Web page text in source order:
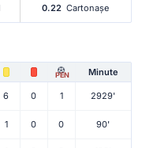
0.22 Cartonașe
PEN Minute
6 0 1 2929'
1 0 0 90'